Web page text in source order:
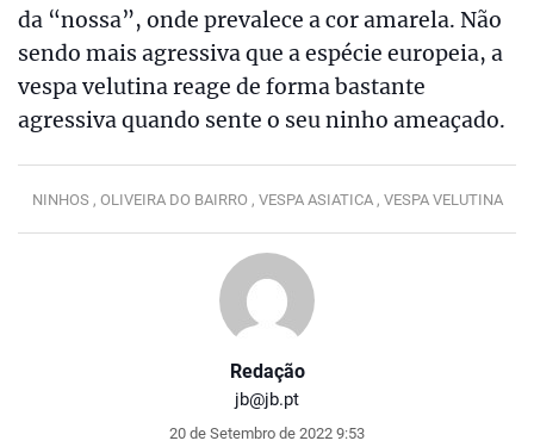
Redação
jb@jb.pt
20 de Setembro de 2022 9:53
da “nossa”, onde prevalece a cor amarela. Não
sendo mais agressiva que a espécie europeia, a
vespa velutina reage de forma bastante
agressiva quando sente o seu ninho ameaçado.
NINHOS , OLIVEIRA DO BAIRRO , VESPA ASIATICA , VESPA VELUTINA